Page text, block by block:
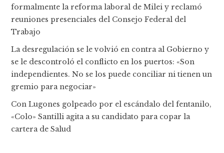
formalmente la reforma laboral de Milei y reclamó
reuniones presenciales del Consejo Federal del
Trabajo
La desregulación se le volvió en contra al Gobierno y
se le descontroló el conflicto en los puertos: «Son
independientes. No se los puede conciliar ni tienen un
gremio para negociar»
Con Lugones golpeado por el escándalo del fentanilo,
«Colo» Santilli agita a su candidato para copar la
cartera de Salud